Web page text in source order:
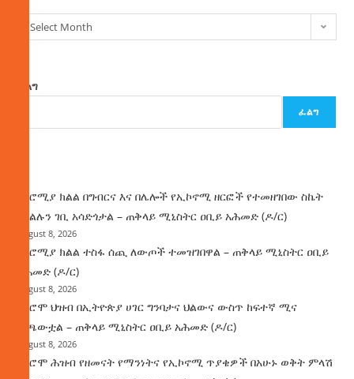
Select Month
ፈልግ
ፈልግ
በኦሮሚያ ክልል በግብርና እና በሌሎች የኢኮኖሚ ዘርፎች የተመዘገበው ስኬት
የክልሉን ገቢ አሳድጎታል – ጠቅላይ ሚኒስትር ዐቢይ አሕመድ (ዶ/ር)
August 8, 2026
በኦሮሚያ ክልል ተስፋ ሰጪ ለውጦች ተመዝገበዋል – ጠቅላይ ሚኒስትር ዐቢይ
አሕመድ (ዶ/ር)
August 8, 2026
የኦሮሞ ህዝብ በኢትዮጵያ ሀገር ግንባታና ህልውና ውስጥ ከፍተኛ ሚና
ተጫውቷል – ጠቅላይ ሚኒስትር ዐቢይ አሕመድ (ዶ/ር)
August 8, 2026
የኦሮሞ ሕዝብ የዘመናት የማንነትና የኢኮኖሚ ጥያቄዎች በአሁኑ ወቅት ምላሽ